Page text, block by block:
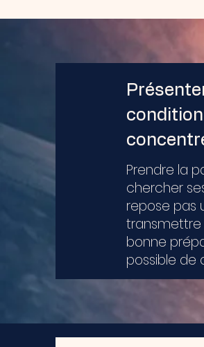
Prendre la
chercher
repose pas
transmettre
bonne
possible de